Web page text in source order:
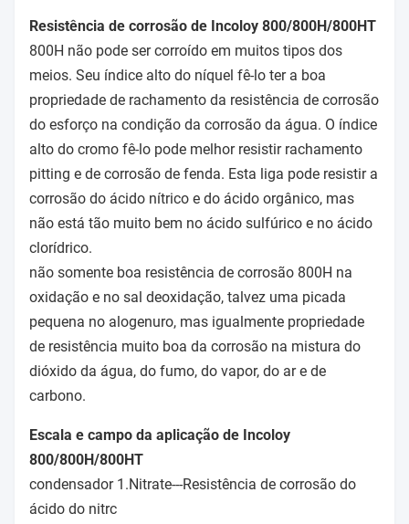
Resistência de corrosão de Incoloy 800/800H/800HT
800H não pode ser corroído em muitos tipos dos
meios. Seu índice alto do níquel fê-lo ter a boa
propriedade de rachamento da resistência de corrosão
do esforço na condição da corrosão da água. O índice
alto do cromo fê-lo pode melhor resistir rachamento
pitting e de corrosão de fenda. Esta liga pode resistir a
corrosão do ácido nítrico e do ácido orgânico, mas
não está tão muito bem no ácido sulfúrico e no ácido
clorídrico.
não somente boa resistência de corrosão 800H na
oxidação e no sal deoxidação, talvez uma picada
pequena no alogenuro, mas igualmente propriedade
de resistência muito boa da corrosão na mistura do
dióxido da água, do fumo, do vapor, do ar e de
carbono.
Escala e campo da aplicação de Incoloy
800/800H/800HT
condensador 1.Nitrate---Resistência de corrosão do
ácido do nitrc